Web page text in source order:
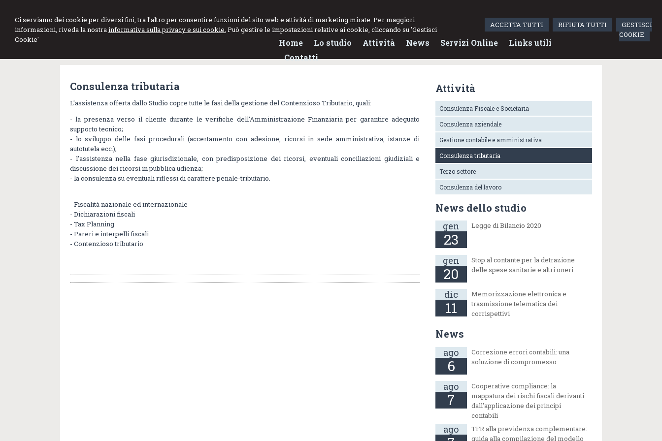
Ci serviamo dei cookie per diversi fini, tra l'altro per consentire funzioni del sito web e attività di marketing mirate. Per maggiori
informazioni, riveda la nostrainformativa sulla privacy e sui cookie. Può gestire le impostazioni relative ai cookie, cliccando su 'Gestisci
Cookie'
ACCETTA TUTTI RIFIUTA TUTTI
GESTISCI
COOKIE
Home Lo studio Attività News Servizi Online
Links utili
Contatti
Consulenza tributaria
L'assistenza offerta dallo Studio copre tutte le fasi della gestione del Contenzioso Tributario, quali:
- la presenza verso il cliente durante le verifiche dell'Amministrazione Finanziaria per garantire adeguato
supporto tecnico;
- lo sviluppo delle fasi procedurali (accertamento con adesione, ricorsi in sede amministrativa, istanze di
autotutela ecc.);
- l'assistenza nella fase giurisdizionale, con predisposizione dei ricorsi, eventuali conciliazioni giudiziali e
discussione dei ricorsi in pubblica udienza;
- la consulenza su eventuali riflessi di carattere penale-tributario.
- Fiscalità nazionale ed internazionale
- Dichiarazioni fiscali
- Tax Planning
- Pareri e interpelli fiscali
- Contenzioso tributario
Attività
Consulenza Fiscale e Societaria
Consulenza aziendale
Gestione contabile e amministrativa
Consulenza tributaria
Terzo settore
Consulenza del lavoro
News dello studio
gen
23
Legge di Bilancio 2020
gen
20
Stop al contante per la detrazione
delle spese sanitarie e altri oneri
dic
11
Memorizzazione elettronica e
trasmissione telematica dei
corrispettivi
News
ago
6
Correzione errori contabili: una
soluzione di compromesso
ago
7
Cooperative compliance: la
mappatura dei rischi fiscali derivanti
dall'applicazione dei principi
contabili
ago
TFR alla previdenza complementare:
guida alla compilazione del modello